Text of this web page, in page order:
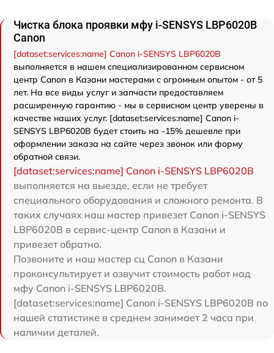
Чистка блока проявки мфу i-SENSYS LBP6020B
Canon
[dataset:services:name] Canon i-SENSYS LBP6020B
выполняется в нашем специализированном сервисном
центр Canon в Казани мастерами с огромным опытом - от 5
лет. На все виды услуг и запчасти предоставляем
расширенную гарантию - мы в сервисном центр уверены в
качестве наших услуг. [dataset:services:name] Canon i-
SENSYS LBP6020B будет стоить на -15% дешевле при
оформлении заказа на сайте через звонок или форму
обратной связи.
[dataset:services:name] Canon i-SENSYS LBP6020B
выполняется на выезде, если не требует
специального оборудования и сложного ремонта. В
таких случаях наш мастер привезет Canon i-SENSYS
LBP6020B в сервис-центр Canon в Казани и
привезет обратно.
Позвоните и наш мастер сц Canon в Казани
проконсультирует и озвучит стоимость работ над
мфу Canon i-SENSYS LBP6020B.
[dataset:services:name] Canon i-SENSYS LBP6020B по
нашей статистике в среднем занимает 2 часа при
наличии деталей.